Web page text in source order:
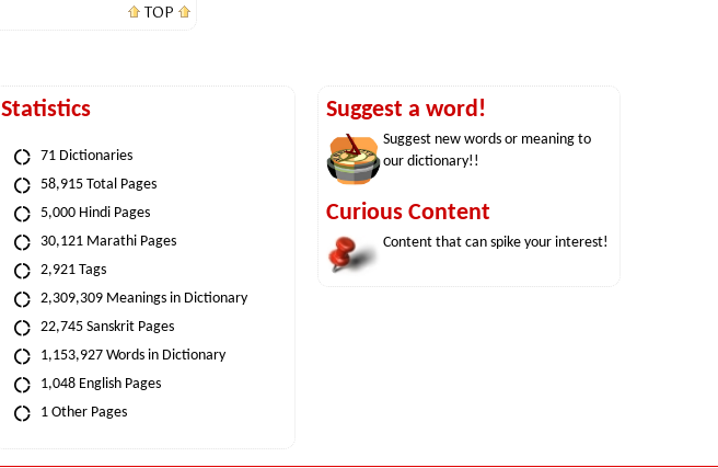
TOP
Statistics
71 Dictionaries
58,915 Total Pages
5,000 Hindi Pages
30,121 Marathi Pages
2,921 Tags
2,309,309 Meanings in Dictionary
22,745 Sanskrit Pages
1,153,927 Words in Dictionary
1,048 English Pages
1 Other Pages
Suggest a word!
Suggest new words or meaning to
our dictionary!!
Curious Content
Content that can spike your interest!